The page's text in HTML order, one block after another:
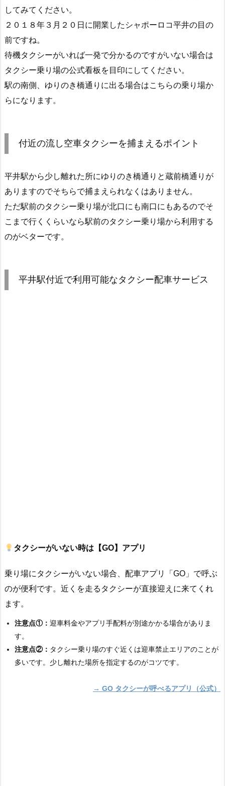
してみてください。
２０１８年３月２０日に開業したシャポーロコ平井の目の
前ですね。
待機タクシーがいれば一発で分かるのですがいない場合は
タクシー乗り場の公式看板を目印にしてください。
駅の南側、ゆりのき橋通りに出る場合はこちらの乗り場か
らになります。
付近の流し空車タクシーを捕まえるポイント
平井駅から少し離れた所にゆりのき橋通りと蔵前橋通りが
ありますのでそちらで捕まえられなくはありません。
ただ駅前のタクシー乗り場が北口にも南口にもあるのでそ
こまで行くくらいなら駅前のタクシー乗り場から利用する
のがベターです。
平井駅付近で利用可能なタクシー配車サービス
タクシーがいない時は【GO】アプリ
乗り場にタクシーがいない場合、配車アプリ「GO」で呼ぶ
のが便利です。近くを走るタクシーが直接迎えに来てくれ
ます。
注意点①： 迎車料金やアプリ手配料が別途かかる場合がありま
す。
注意点②： タクシー乗り場のすぐ近くは迎車禁止エリアのことが
多いです。少し離れた場所を指定するのがコツです。
→ GO タクシーが呼べるアプリ（公式）